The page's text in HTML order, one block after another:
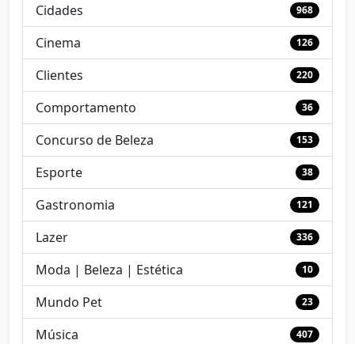
Cidades 968
Cinema 126
Clientes 220
Comportamento 36
Concurso de Beleza 153
Esporte 38
Gastronomia 121
Lazer 336
Moda | Beleza | Estética 10
Mundo Pet 23
Música 407